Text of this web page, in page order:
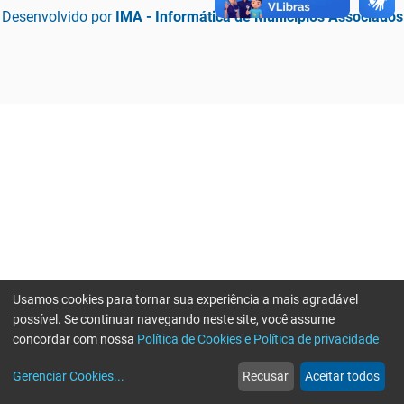
Desenvolvido por IMA - Informática de Municípios Associados
web
Notícias
more_horiz
Mais
Usamos cookies para tornar sua experiência a mais agradável
possível. Se continuar navegando neste site, você assume
concordar com nossa Política de Cookies e Política de privacidade
Gerenciar Cookies... Recusar Aceitar todos
Erro ao enviar informações, por favor tente novamente